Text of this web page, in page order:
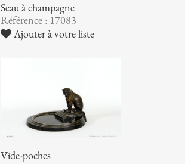
Seau à champagne
Référence : 17083
Ajouter à votre liste
Vide-poches